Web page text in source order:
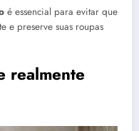
é essencial para evitar que
e preserve suas roupas
realmente